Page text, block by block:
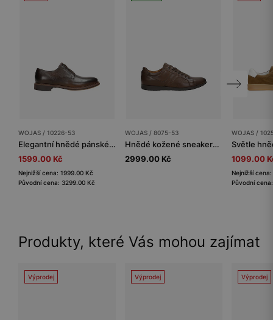
WOJAS / 10226-53
Elegantní hnědé pánské kožené polobotky
1599.00 Kč
Nejnižší cena: 1999.00 Kč
Původní cena: 3299.00 Kč
WOJAS / 8075-53
Hnědé kožené sneakers pánské
2999.00 Kč
WOJAS /
1099.00
Nejnižší
Původní
Produkty, které Vás mohou zajímat
Výprodej Výprodej Výprodej